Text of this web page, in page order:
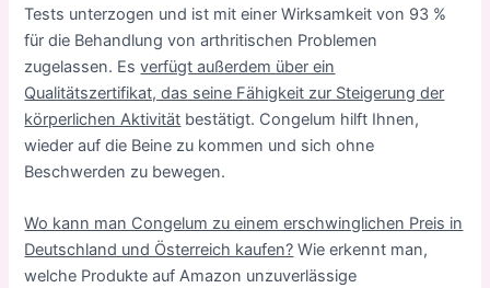
Tests unterzogen und ist mit einer Wirksamkeit von 93 %
für die Behandlung von arthritischen Problemen
zugelassen. Esverfügt außerdem über ein
Qualitätszertifikat, das seine Fähigkeit zur Steigerung der
körperlichen Aktivität bestätigt. Congelum hilft Ihnen,
wieder auf die Beine zu kommen und sich ohne
Beschwerden zu bewegen.
Wo kann man Congelum zu einem erschwinglichen Preis in
Deutschland und Österreich kaufen? Wie erkennt man,
welche Produkte auf Amazon unzuverlässige